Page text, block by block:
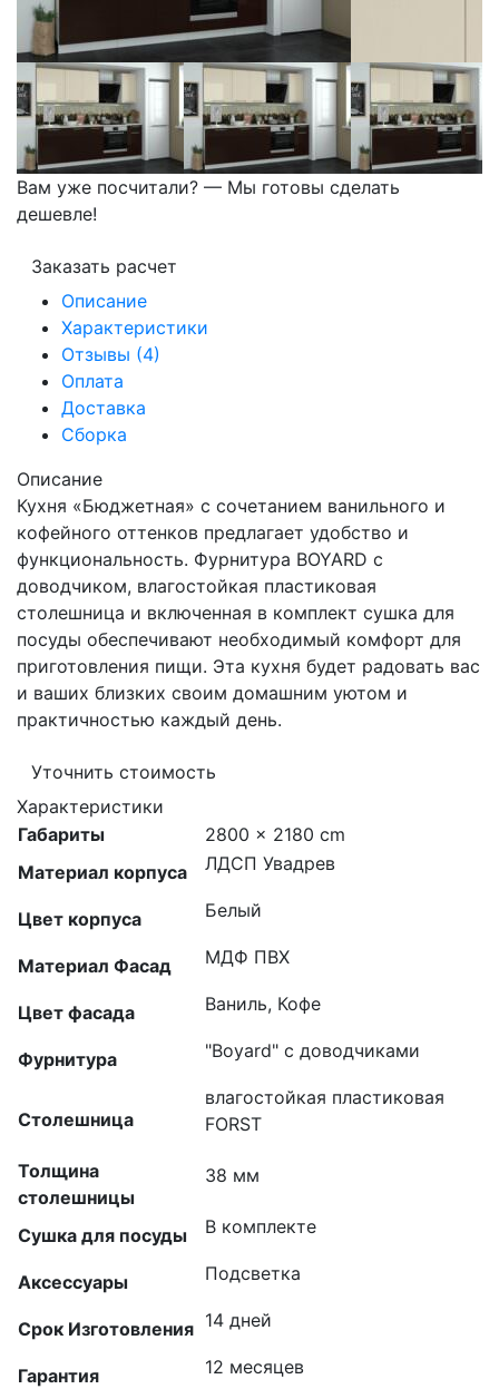
Вам уже посчитали? — Мы готовы сделать
дешевле!
Заказать расчет
Описание
Характеристики
Отзывы (4)
Оплата
Доставка
Сборка
Описание
Кухня «Бюджетная» с сочетанием ванильного и
кофейного оттенков предлагает удобство и
функциональность. Фурнитура BOYARD с
доводчиком, влагостойкая пластиковая
столешница и включенная в комплект сушка для
посуды обеспечивают необходимый комфорт для
приготовления пищи. Эта кухня будет радовать вас
и ваших близких своим домашним уютом и
практичностью каждый день.
Уточнить стоимость
Характеристики
Габариты
2800 × 2180 cm
Материал корпуса
ЛДСП Увадрев
Цвет корпуса Белый
Материал Фасад МДФ ПВХ
Цвет фасада Ваниль, Кофе
Фурнитура "Boyard" с доводчиками
Столешница
влагостойкая пластиковая
FORST
Толщина
столешницы
38 мм
Сушка для посуды В комплекте
Аксессуары Подсветка
Срок Изготовления 14 дней
Гарантия 12 месяцев